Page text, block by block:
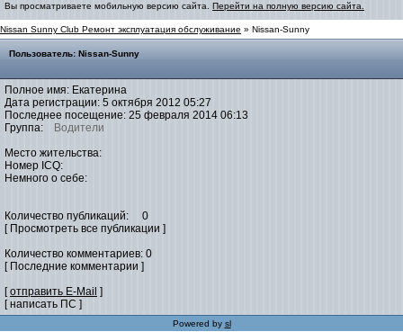
Вы просматриваете мобильную версию сайта. Перейти на полную версию сайта.
Nissan Sunny Club Ремонт эксплуатация обслуживание » Nissan-Sunny
Пользователь: Nissan-Sunny
Полное имя: Екатерина
Дата регистрации: 5 октября 2012 05:27
Последнее посещение: 25 февраля 2014 06:13
Группа:
Водители
Место жительства:
Номер ICQ:
Немного о себе:
Количество публикаций: 0
[ Просмотреть все публикации ]
Количество комментариев: 0
[ Последние комментарии ]
[отправить E-Mail ]
[ написать ПС ]
Powered by sl